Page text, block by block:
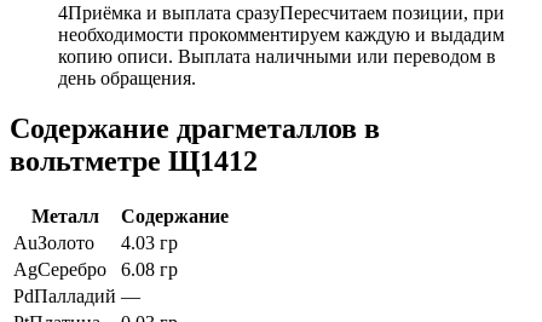
4Приёмка и выплата сразуПересчитаем позиции, при
необходимости прокомментируем каждую и выдадим
копию описи. Выплата наличными или переводом в
день обращения.
Содержание драгметаллов в
вольтметре Щ1412
Металл
Содержание
AuЗолото
4.03 гр
AgСеребро
6.08 гр
PdПалладий —